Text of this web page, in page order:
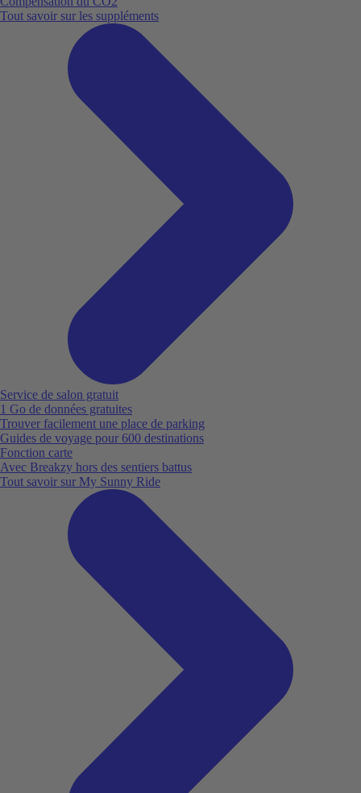
Tout savoir sur les suppléments
Service de salon gratuit
1 Go de données gratuites
Trouver facilement une place de parking
Guides de voyage pour 600 destinations
Fonction carte
Avec Breakzy hors des sentiers battus
Tout savoir sur My Sunny Ride